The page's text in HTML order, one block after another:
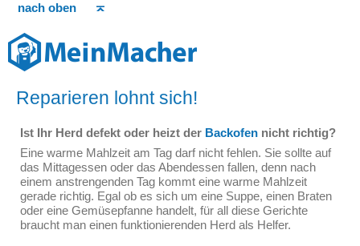
nach oben
Reparieren lohnt sich!
Ist Ihr Herd defekt oder heizt der Backofen nicht richtig?
Eine warme Mahlzeit am Tag darf nicht fehlen. Sie sollte auf
das Mittagessen oder das Abendessen fallen, denn nach
einem anstrengenden Tag kommt eine warme Mahlzeit
gerade richtig. Egal ob es sich um eine Suppe, einen Braten
oder eine Gemüsepfanne handelt, für all diese Gerichte
braucht man einen funktionierenden Herd als Helfer.